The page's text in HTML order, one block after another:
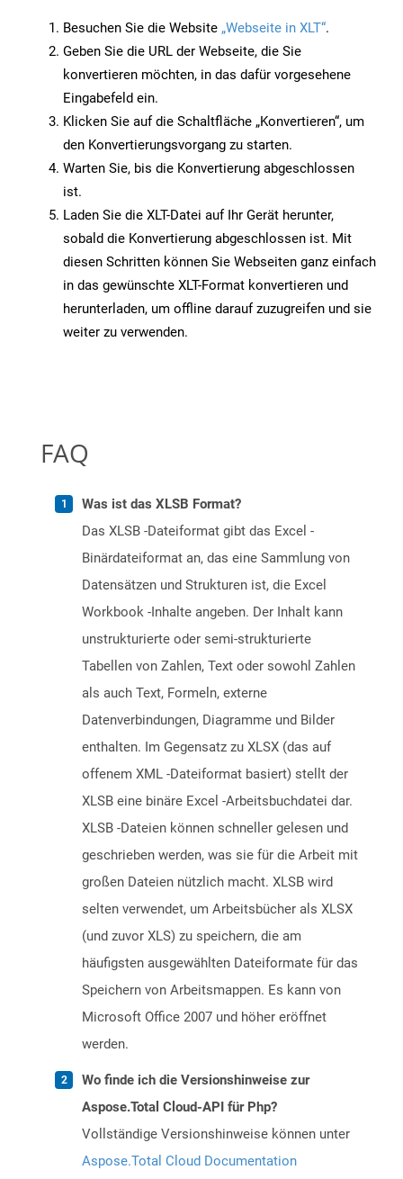
Besuchen Sie die Website „Webseite in XLT“.
Geben Sie die URL der Webseite, die Sie
konvertieren möchten, in das dafür vorgesehene
Eingabefeld ein.
Klicken Sie auf die Schaltfläche „Konvertieren“, um
den Konvertierungsvorgang zu starten.
Warten Sie, bis die Konvertierung abgeschlossen
ist.
Laden Sie die XLT-Datei auf Ihr Gerät herunter,
sobald die Konvertierung abgeschlossen ist. Mit
diesen Schritten können Sie Webseiten ganz einfach
in das gewünschte XLT-Format konvertieren und
herunterladen, um offline darauf zuzugreifen und sie
weiter zu verwenden.
FAQ
Was ist das XLSB Format?
Das XLSB -Dateiformat gibt das Excel -
Binärdateiformat an, das eine Sammlung von
Datensätzen und Strukturen ist, die Excel
Workbook -Inhalte angeben. Der Inhalt kann
unstrukturierte oder semi-strukturierte
Tabellen von Zahlen, Text oder sowohl Zahlen
als auch Text, Formeln, externe
Datenverbindungen, Diagramme und Bilder
enthalten. Im Gegensatz zu XLSX (das auf
offenem XML -Dateiformat basiert) stellt der
XLSB eine binäre Excel -Arbeitsbuchdatei dar.
XLSB -Dateien können schneller gelesen und
geschrieben werden, was sie für die Arbeit mit
großen Dateien nützlich macht. XLSB wird
selten verwendet, um Arbeitsbücher als XLSX
(und zuvor XLS) zu speichern, die am
häufigsten ausgewählten Dateiformate für das
Speichern von Arbeitsmappen. Es kann von
Microsoft Office 2007 und höher eröffnet
werden.
Wo finde ich die Versionshinweise zur
Aspose.Total Cloud-API für Php?
Vollständige Versionshinweise können unter
Aspose.Total Cloud Documentation